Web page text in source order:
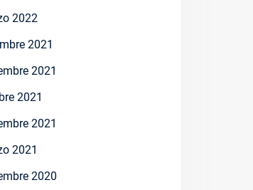
2022
2021
2021
2021
2021
2021
2020